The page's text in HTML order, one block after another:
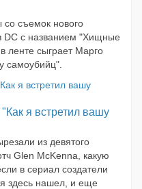
со съемок нового
DC с названием "Хищные
ленте сыграет Марго
самоубийц".
я встретил вашу
из девятого
Glen McKenna, какую
в сериал создатели
здесь нашел, и еще